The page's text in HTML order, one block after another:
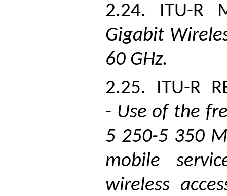
2.24. ITU-R
Gigabit
60 GHz.
2.25. ITU-R
- Use of the
5 250-5 350
mobile
wireless